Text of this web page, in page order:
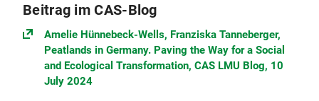
Beitrag im CAS-Blog
Amelie Hünnebeck-Wells, Franziska Tanneberger,
Peatlands in Germany. Paving the Way for a Social
and Ecological Transformation, CAS LMU Blog, 10
July 2024